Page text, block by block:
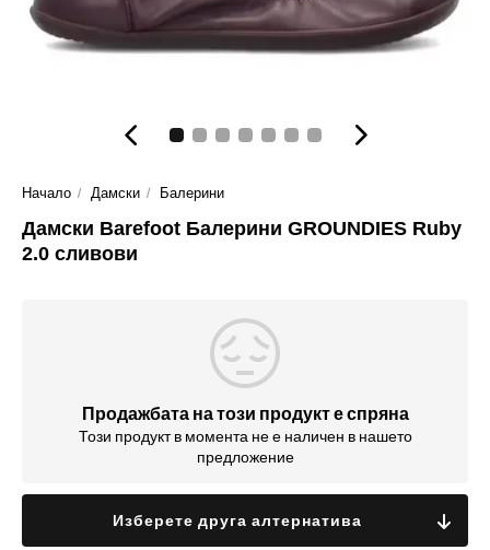
Начало Дамски Балерини
Дамски Barefoot Балерини GROUNDIES Ruby
2.0 сливови
Продажбата на този продукт е спряна
Този продукт в момента не е наличен в нашето
предложение
Изберете друга алтернатива